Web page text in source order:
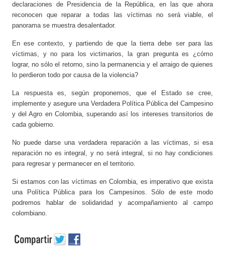
declaraciones de Presidencia de la República, en las que ahora
reconocen que reparar a todas las víctimas no será viable, el
panorama se muestra desalentador.
En ese contexto, y partiendo de que la tierra debe ser para las
víctimas, y no para los victimarios, la gran pregunta es ¿cómo
lograr, no sólo el retorno, sino la permanencia y el arraigo de quienes
lo perdieron todo por causa de la violencia?
La respuesta es, según proponemos, que el Estado se cree,
implemente y asegure una Verdadera Política Pública del Campesino
y del Agro en Colombia, superando así los intereses transitorios de
cada gobierno.
No puede darse una verdadera reparación a las víctimas, si esa
reparación no es integral, y no será integral, si no hay condiciones
para regresar y permanecer en el territorio.
Si estamos con las víctimas en Colombia, es imperativo que exista
una Política Pública para los Campesinos. Sólo de este modo
podremos hablar de solidaridad y acompañamiento al campo
colombiano.